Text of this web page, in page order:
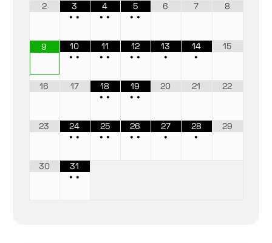
2
3
••
4
••
5
••
6 7 8
9
10
••
11
••
12
••
13
•
14
•
15
16 17
18
••
19
••
20 21 22
23
24
••
25
••
26
••
27
•
28
•
29
30
31
••